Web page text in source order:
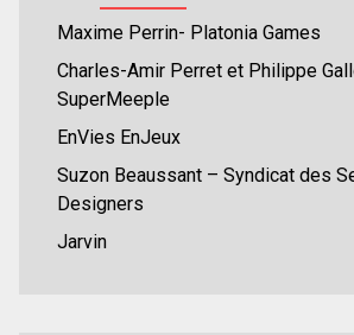
Maxime Perrin- Platonia Games
Charles-Amir Perret et Philippe
SuperMeeple
EnVies EnJeux
Suzon Beaussant – Syndicat des
Designers
Jarvin